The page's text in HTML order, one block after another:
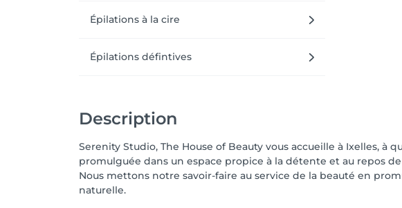
Épilations à la cire
Épilations défintives
Description
Serenity Studio, The House of Beauty vous accueille à Ixelles,
promulguée dans un espace propice à la détente et au repos
Nous mettons notre savoir-faire au service de la beauté en
naturelle.